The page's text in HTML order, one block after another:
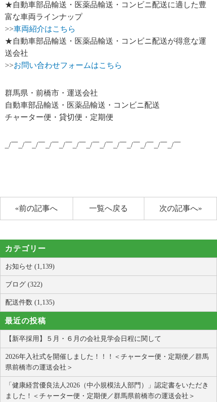
★自動車部品輸送・医薬品輸送・コンビニ配送に適した豊
富な車両ラインナップ
>>車両紹介はこちら
★自動車部品輸送・医薬品輸送・コンビニ配送が得意な運
送会社
>>お問い合わせフォームはこちら
群馬県・前橋市・運送会社
自動車部品輸送・医薬品輸送・コンビニ配送
チャーター便・貸切便・定期便
_/￣_/￣_/￣_/￣_/￣_/￣_/￣_/￣_/￣_/￣_/￣_/￣_/￣
«前の記事へ 次の記事へ»
一覧へ戻る
カテゴリー
お知らせ (1,139)
ブログ (322)
配送件数 (1,135)
最近の投稿
【新卒採用】５月・６月の会社見学会日程に関して
2026年入社式を開催しました！！！＜チャーター便・定期便／群馬
県前橋市の運送会社＞
「健康経営優良法人2026（中小規模法人部門）」認定書をいただき
ました！＜チャーター便・定期便／群馬県前橋市の運送会社＞